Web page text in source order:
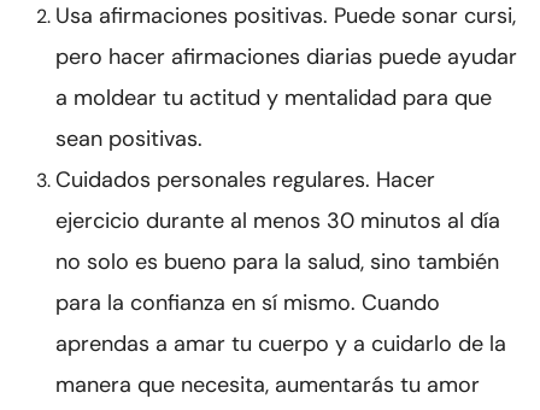
Usa afirmaciones positivas. Puede sonar cursi,
pero hacer afirmaciones diarias puede ayudar
a moldear tu actitud y mentalidad para que
sean positivas.
Cuidados personales regulares. Hacer
ejercicio durante al menos 30 minutos al día
no solo es bueno para la salud, sino también
para la confianza en sí mismo. Cuando
aprendas a amar tu cuerpo y a cuidarlo de la
manera que necesita, aumentarás tu amor